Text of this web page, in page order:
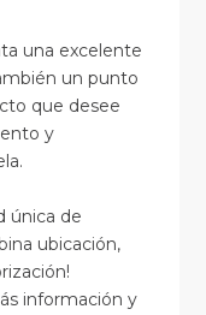
una excelente
un punto
que desee
y
única de
ubicación,
información y